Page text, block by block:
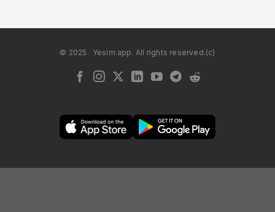
© 2025 Yesim.app. All rights reserved.(c)